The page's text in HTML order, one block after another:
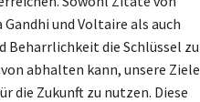
und Voltaire als auch
Beharrlichkeit die Schlüssel zu
abhalten kann, unsere Ziele
die Zukunft zu nutzen. Diese